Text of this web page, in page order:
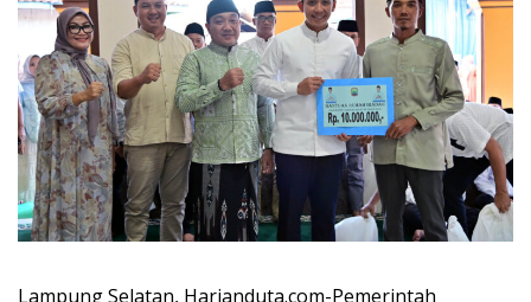
Lampung Selatan, Harianduta.com-Pemerintah